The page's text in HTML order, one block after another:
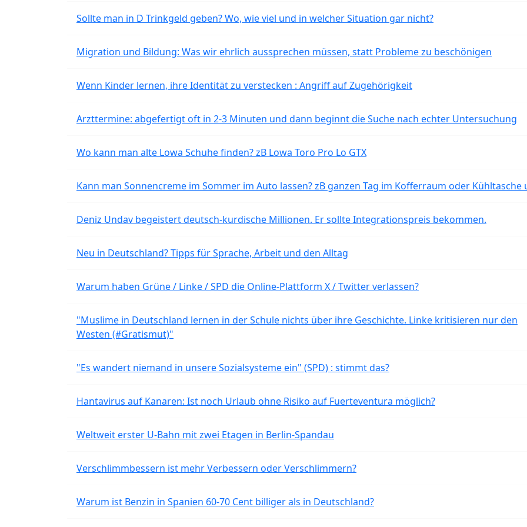
Sollte man in D Trinkgeld geben? Wo, wie viel und in welcher Situation gar nicht?
Migration und Bildung: Was wir ehrlich aussprechen müssen, statt Probleme zu beschönigen
Wenn Kinder lernen, ihre Identität zu verstecken : Angriff auf Zugehörigkeit
Arzttermine: abgefertigt oft in 2-3 Minuten und dann beginnt die Suche nach echter Untersuchung
Wo kann man alte Lowa Schuhe finden? zB Lowa Toro Pro Lo GTX
Kann man Sonnencreme im Sommer im Auto lassen? zB ganzen Tag im Kofferraum oder Kühltasche
Deniz Undav begeistert deutsch-kurdische Millionen. Er sollte Integrationspreis bekommen.
Neu in Deutschland? Tipps für Sprache, Arbeit und den Alltag
Warum haben Grüne / Linke / SPD die Online-Plattform X / Twitter verlassen?
"Muslime in Deutschland lernen in der Schule nichts über ihre Geschichte. Linke kritisieren nur den
Westen (#Gratismut)"
"Es wandert niemand in unsere Sozialsysteme ein" (SPD) : stimmt das?
Hantavirus auf Kanaren: Ist noch Urlaub ohne Risiko auf Fuerteventura möglich?
Weltweit erster U-Bahn mit zwei Etagen in Berlin-Spandau
Verschlimmbessern ist mehr Verbessern oder Verschlimmern?
Warum ist Benzin in Spanien 60-70 Cent billiger als in Deutschland?